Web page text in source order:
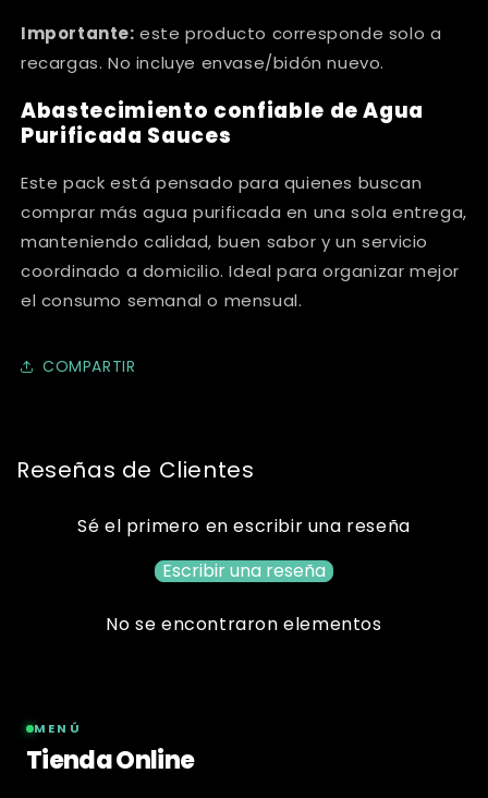
Importante: este producto corresponde solo a
recargas. No incluye envase/bidón nuevo.
Abastecimiento confiable de Agua
Purificada Sauces
Este pack está pensado para quienes buscan
comprar más agua purificada en una sola entrega,
manteniendo calidad, buen sabor y un servicio
coordinado a domicilio. Ideal para organizar mejor
el consumo semanal o mensual.
COMPARTIR
Reseñas de Clientes
Sé el primero en escribir una reseña
Escribir una reseña
No se encontraron elementos
MENÚ
Tienda Online